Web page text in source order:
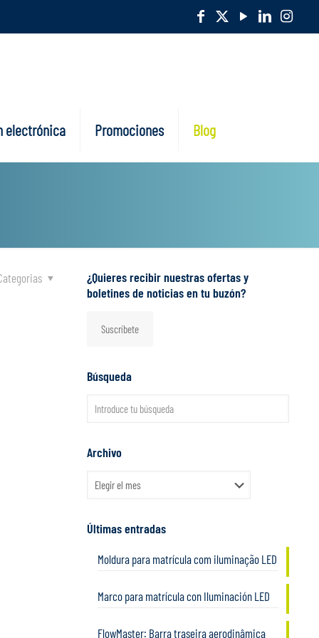
electrónica Promociones Blog
¿Quieres recibir nuestras ofertas y
boletines de noticias en tu buzón?
Suscríbete
Búsqueda
Archivo
Archivo
Últimas entradas
Moldura para matrícula com iluminação LED
Marco para matrícula con Iluminación LED
FlowMaster: Barra traseira aerodinâmica